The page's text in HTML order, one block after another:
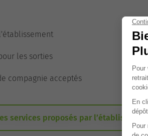
les sorties
compagnie acceptés
services proposés par l’établissement